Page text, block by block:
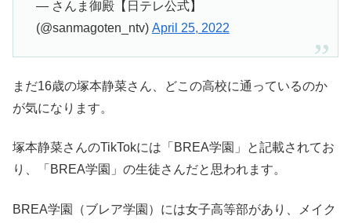
— さんま御殿【日テレ公式】
(@sanmagoten_ntv) April 25, 2022
まだ16歳の塚本静菜さん、どこの高校に通っているのか
が気になります。
塚本静菜さんのTikTokには「BREA学園」と記載されてお
り、「BREA学園」の生徒さんだと思われます。
BREA学園（ブレア学園）には女子高等部があり、メイク